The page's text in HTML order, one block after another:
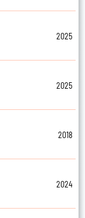
2025
2025
2018
2024